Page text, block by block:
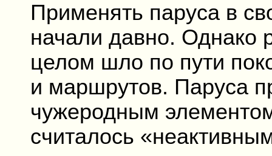
Применять паруса в
начали давно. Однако
целом шло по пути
и маршрутов. Паруса
чужеродным
считалось